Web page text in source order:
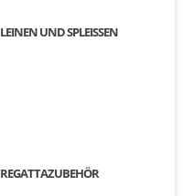
LEINEN UND SPLEISSEN
REGATTAZUBEHÖR